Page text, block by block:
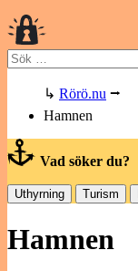
Sök
efter:
↳ Rörö.nu ⭢
Hamnen
Vad söker du?
Uthyrning Turism
Hamnen